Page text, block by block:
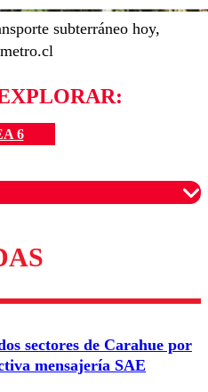
subterráneo hoy,
6
para garantizar un
sectores de Carahue por
mensajería SAE